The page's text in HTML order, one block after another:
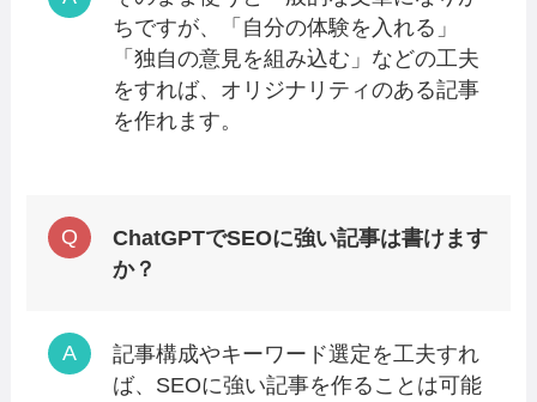
ちですが、「自分の体験を入れる」
「独自の意見を組み込む」などの工夫
をすれば、オリジナリティのある記事
を作れます。
ChatGPTでSEOに強い記事は書けます
か？
記事構成やキーワード選定を工夫すれ
ば、SEOに強い記事を作ることは可能